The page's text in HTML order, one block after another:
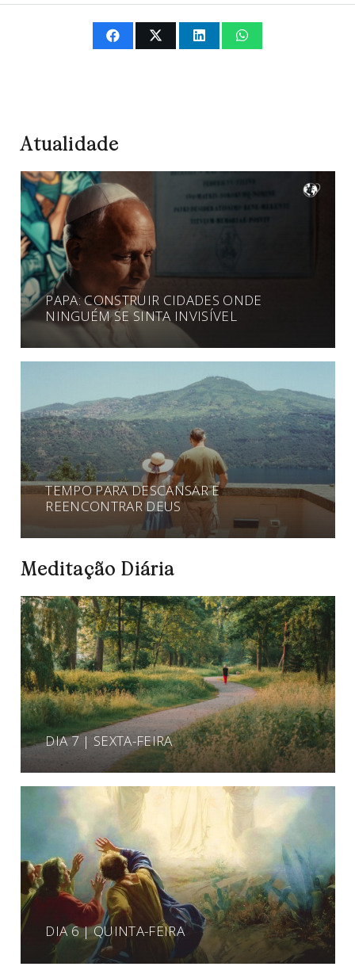
Atualidade
PAPA: CONSTRUIR CIDADES ONDE
NINGUÉM SE SINTA INVISÍVEL
TEMPO PARA DESCANSAR E
REENCONTRAR DEUS
Meditação Diária
DIA 7 | SEXTA-FEIRA
DIA 6 | QUINTA-FEIRA